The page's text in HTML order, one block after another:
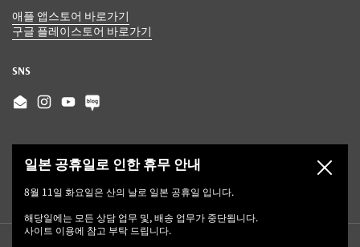
애플 앱스토어 바로가기
구글 플레이스토어 바로가기
SNS
EmailInstagram
YouTube
일본 공휴일로 인한 휴무 안내
8월 11일 화요일은 산의 날로 일본 공휴일 입니다.
해당일에는 모든 상담 업무 및, 배송 업무가 중단됩니다.
사이트 이용에 참고 부탁 드립니다.
닫기